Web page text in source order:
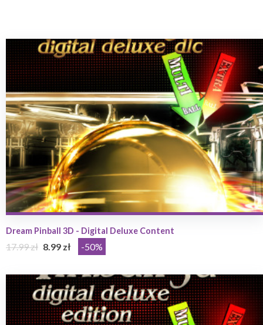
Dream Pinball 3D - Digital Deluxe Content
17.99 zł 8.99 zł -50%